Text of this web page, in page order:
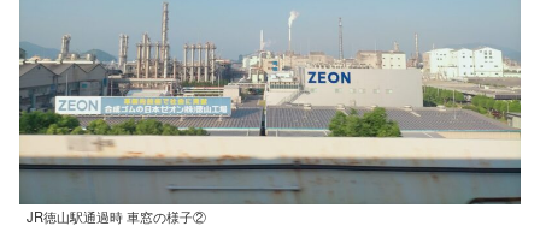
JR徳山駅通過時 車窓の様子②